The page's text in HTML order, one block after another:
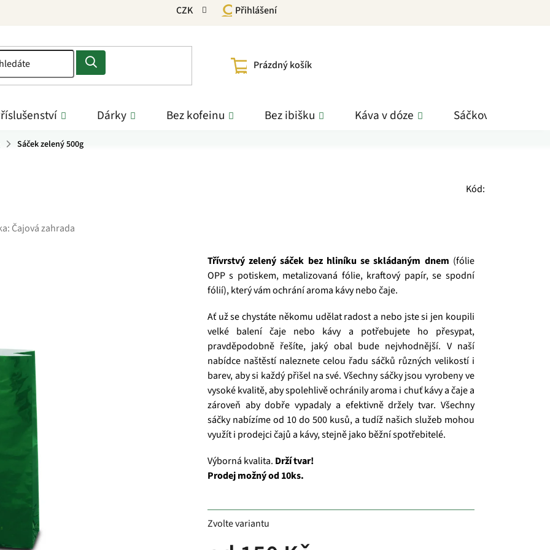
CZK Přihlášení
NÁKUPNÍ
Prázdný košík
Dárky Bez kofeinu Bez ibišku Káva v dóze Sáčkové čaje
Sáček zelený 500g
Kód:
Čajová zahrada
Zvolte variantu
Třívrstvýzelený sáček bez hliníku se skládaným dnem (fólie
OPP s potiskem, metalizovaná fólie, kraftový papír, se spodní
fólií), který vám ochrání aroma kávy nebo čaje.
Ať už se chystáte někomu udělat radost a nebo jste si jen koupili
velké balení čaje nebo kávy a potřebujete ho přesypat,
pravděpodobně řešíte, jaký obal bude nejvhodnější. V naší
nabídce naštěstí naleznete celou řadu sáčků různých velikostí i
barev, aby si každý přišel na své. Všechny sáčky jsou vyrobeny ve
vysoké kvalitě, aby spolehlivě ochránily aroma i chuť kávy a čaje a
zároveň aby dobře vypadaly a efektivně držely tvar. Všechny
sáčky nabízíme od 10 do 500 kusů, a tudíž našich služeb mohou
využít i prodejci čajů a kávy, stejně jako běžní spotřebitelé.
Výborná kvalita. Drží tvar!
Prodej možný od 10ks.